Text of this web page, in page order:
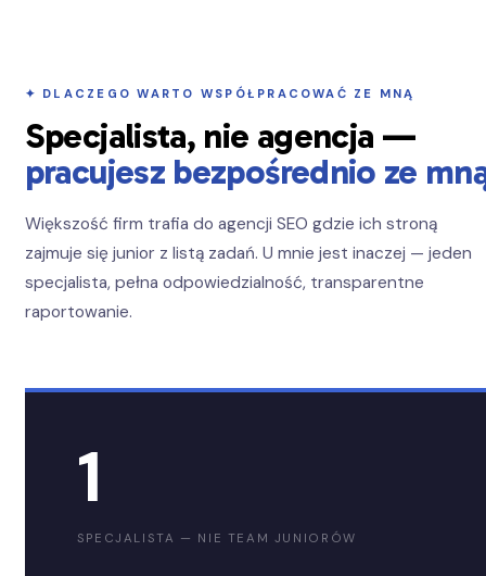
✦ DLACZEGO WARTO WSPÓŁPRACOWAĆ ZE MNĄ
Specjalista, nie agencja —
pracujesz bezpośrednio ze
Większość firm trafia do agencji SEO gdzie ich stroną
zajmuje się junior z listą zadań. U mnie jest inaczej — jeden
specjalista, pełna odpowiedzialność, transparentne
raportowanie.
1
SPECJALISTA — NIE TEAM JUNIORÓW